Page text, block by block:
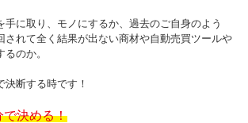
手に取り、モノにするか、過去のご自身のよう
されて全く結果が出ない商材や自動売買ツールや
のか。
断する時です！
で決める！